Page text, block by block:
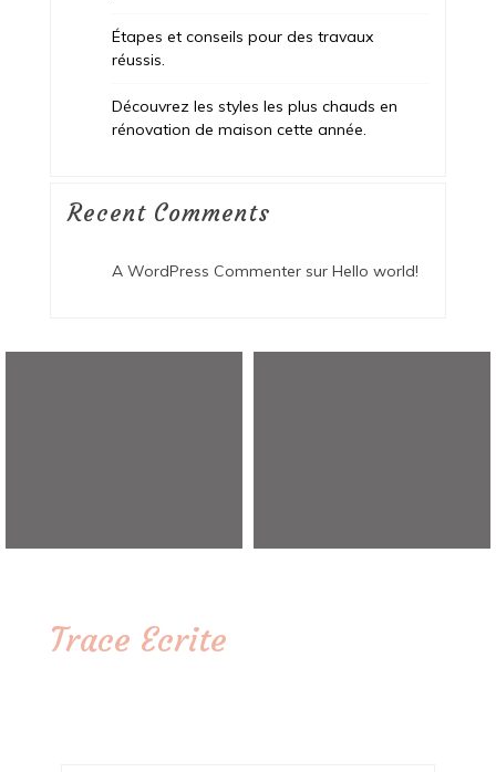
Étapes et conseils pour des travaux
réussis.
Découvrez les styles les plus chauds en
rénovation de maison cette année.
Recent Comments
A WordPress Commentersur Hello world!
Trace Ecrite